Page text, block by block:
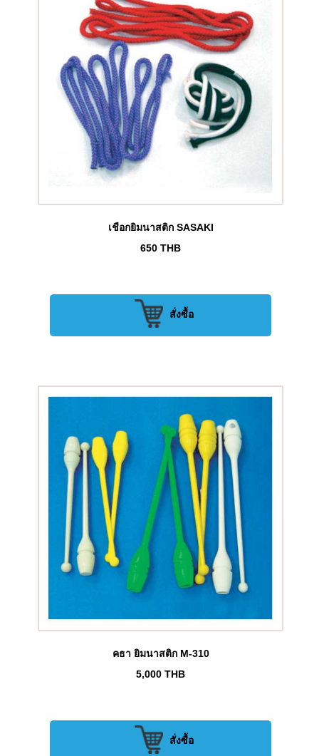
เชือกยิมนาสติก SASAKI
650 THB
สั่งซื้อ
คธา ยิมนาสติก M-310
5,000 THB
สั่งซื้อ